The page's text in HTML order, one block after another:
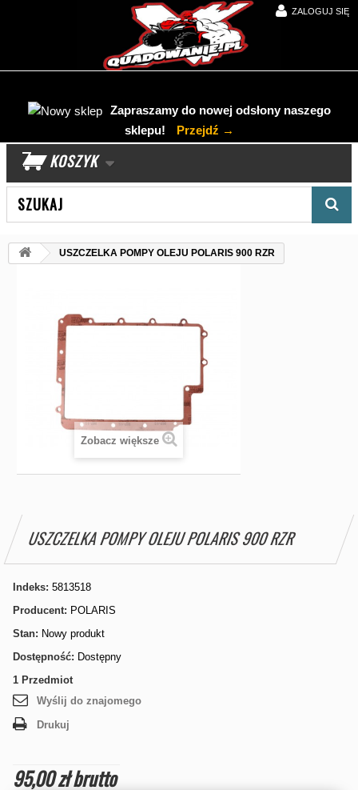
ZALOGUJ SIĘ
Zapraszamy do nowej odsłony naszego
sklepu!
Przejdź →
KOSZYK
USZCZELKA POMPY OLEJU POLARIS 900 RZR
Zobacz większe
USZCZELKA POMPY OLEJU POLARIS 900 RZR
Indeks: 5813518
Producent: POLARIS
Stan: Nowy produkt
Dostępność: Dostępny
1 Przedmiot
Wyślij do znajomego
Drukuj
95,00 złbrutto